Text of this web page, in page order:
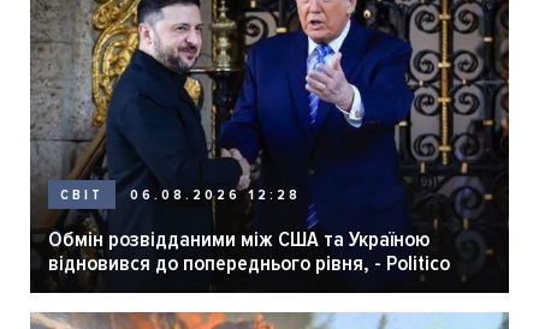
СВІТ 06.08.2026 12:28
Обмін розвідданими між США та Україною
відновився до попереднього рівня, - Politico